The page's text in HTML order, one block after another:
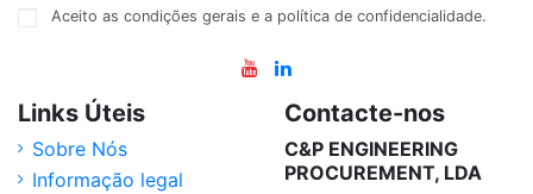
Aceito as condições gerais e a política de confidencialidade.
Links Úteis
Sobre Nós
Informação legal
Contacte-nos
C&P ENGINEERING
PROCUREMENT, LDA